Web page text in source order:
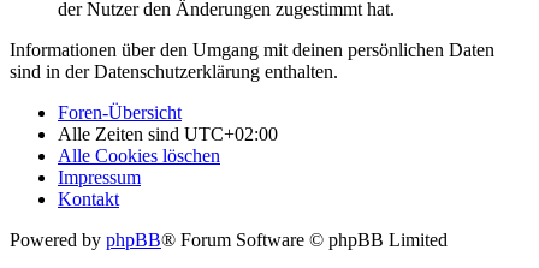
der Nutzer den Änderungen zugestimmt hat.
Informationen über den Umgang mit deinen persönlichen Daten
sind in der Datenschutzerklärung enthalten.
Foren-Übersicht
Alle Zeiten sind UTC+02:00
Alle Cookies löschen
Impressum
Kontakt
Powered by phpBB® Forum Software © phpBB Limited